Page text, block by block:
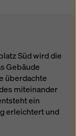
Süd wird die
Gebäude
überdachte
miteinander
ein
erleichtert und